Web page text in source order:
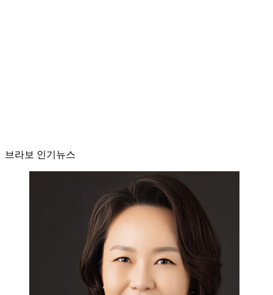
브라보 인기뉴스